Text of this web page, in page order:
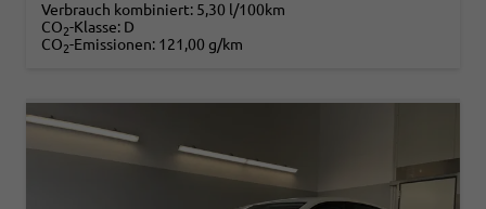
Verbrauch kombiniert: 5,30 l/100km
CO2-Klasse: D
CO2-Emissionen: 121,00 g/km